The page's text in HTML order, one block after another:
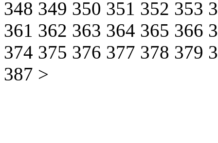
348 349 350 351 352 353
361 362 363 364 365 366
374 375 376 377 378 379
387 >